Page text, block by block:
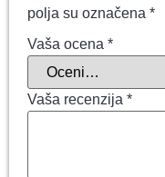
polja su označena *
Vaša ocena *
Vaša recenzija *